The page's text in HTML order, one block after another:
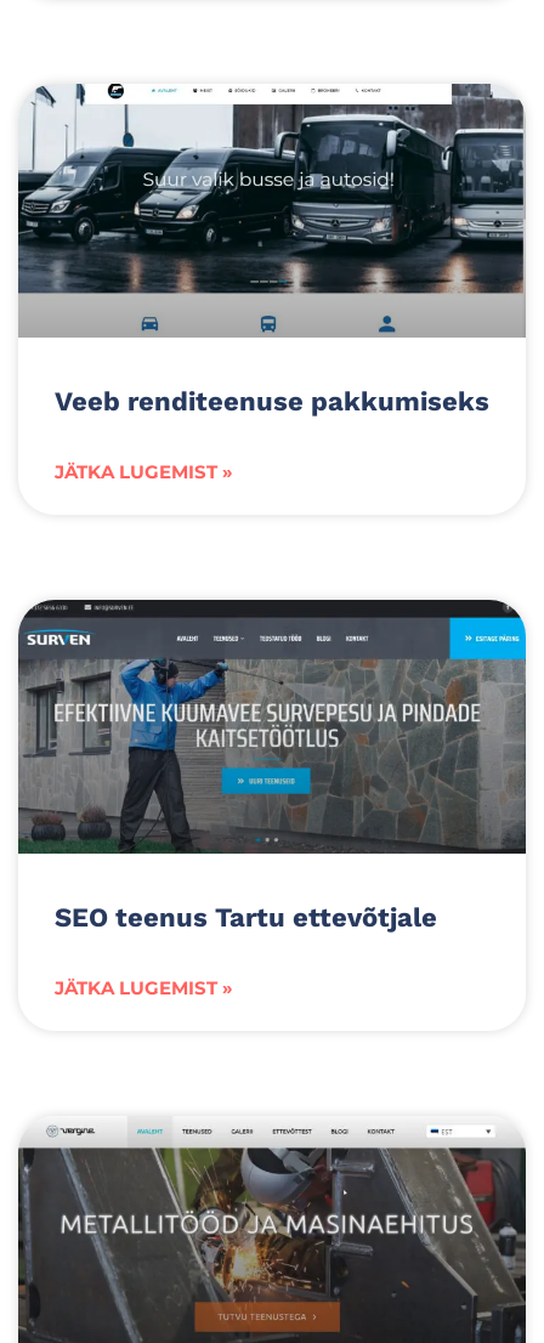
Veeb renditeenuse pakkumiseks
JÄTKA LUGEMIST »
SEO teenus Tartu ettevõtjale
JÄTKA LUGEMIST »